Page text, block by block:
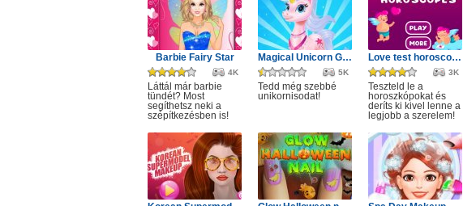
Barbie Fairy Star
4K
Láttál már barbie
tündét? Most
segíthetsz neki a
szépítkezésben is!
Magical Unicorn Grooming World
5K
Tedd még szebbé
unikornisodat!
Love test horoscopes
3K
Teszteld le a
horoszkópokat és
deríts ki kivel lenne a
legjobb a szerelem!